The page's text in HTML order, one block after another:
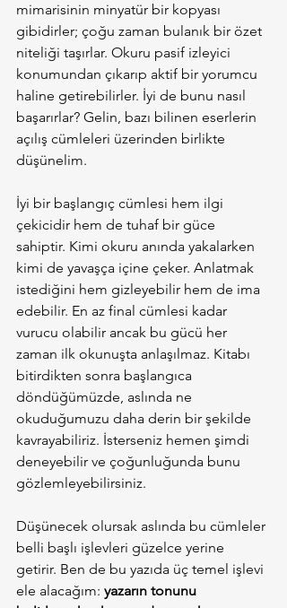
mimarisinin minyatür bir kopyası
gibidirler; çoğu zaman bulanık bir özet
niteliği taşırlar. Okuru pasif izleyici
konumundan çıkarıp aktif bir yorumcu
haline getirebilirler. İyi de bunu nasıl
başarırlar? Gelin, bazı bilinen eserlerin
açılış cümleleri üzerinden birlikte
düşünelim.
İyi bir başlangıç cümlesi hem ilgi
çekicidir hem de tuhaf bir güce
sahiptir. Kimi okuru anında yakalarken
kimi de yavaşça içine çeker. Anlatmak
istediğini hem gizleyebilir hem de ima
edebilir. En az final cümlesi kadar
vurucu olabilir ancak bu gücü her
zaman ilk okunuşta anlaşılmaz. Kitabı
bitirdikten sonra başlangıca
döndüğümüzde, aslında ne
okuduğumuzu daha derin bir şekilde
kavrayabiliriz. İsterseniz hemen şimdi
deneyebilir ve çoğunluğunda bunu
gözlemleyebilirsiniz.
Düşünecek olursak aslında bu cümleler
belli başlı işlevleri güzelce yerine
getirir. Ben de bu yazıda üç temel işlevi
ele alacağım: yazarın tonunu